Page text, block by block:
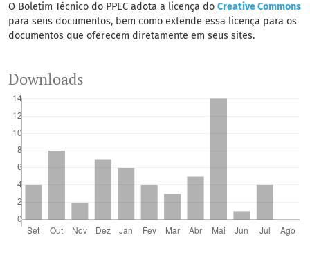
O Boletim Técnico do PPEC adota a licença do Creative Commons
para seus documentos, bem como extende essa licença para os
documentos que oferecem diretamente em seus sites.
Downloads